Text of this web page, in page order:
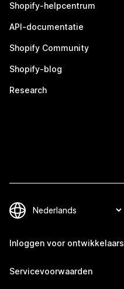
Shopify-helpcentrum
API-documentatie
Shopify Community
Shopify-blog
Research
Inloggen voor ontwikkelaars
Servicevoorwaarden